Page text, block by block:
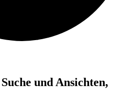
und Ansichten,